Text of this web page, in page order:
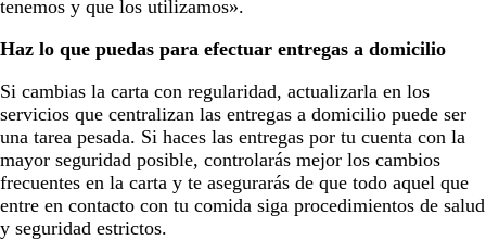
tenemos y que los utilizamos».
Haz lo que puedas para efectuar entregas a domicilio
Si cambias la carta con regularidad, actualizarla en los
servicios que centralizan las entregas a domicilio puede ser
una tarea pesada. Si haces las entregas por tu cuenta con la
mayor seguridad posible, controlarás mejor los cambios
frecuentes en la carta y te asegurarás de que todo aquel que
entre en contacto con tu comida siga procedimientos de salud
y seguridad estrictos.